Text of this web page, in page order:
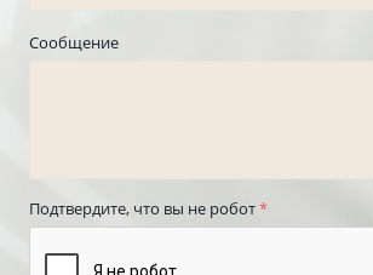
Сообщение
Подтвердите, что вы не робот*